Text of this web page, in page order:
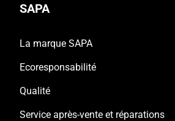
SAPA
La marque SAPA
Ecoresponsabilité
Qualité
Service après-vente et réparations